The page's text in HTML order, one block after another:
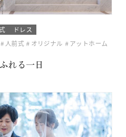
ドレス
人前式 オリジナル アットホーム
れる一日